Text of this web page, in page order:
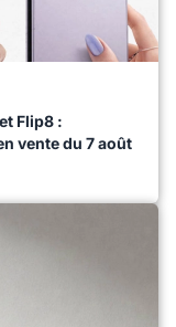
Flip8 :
vente du 7 août